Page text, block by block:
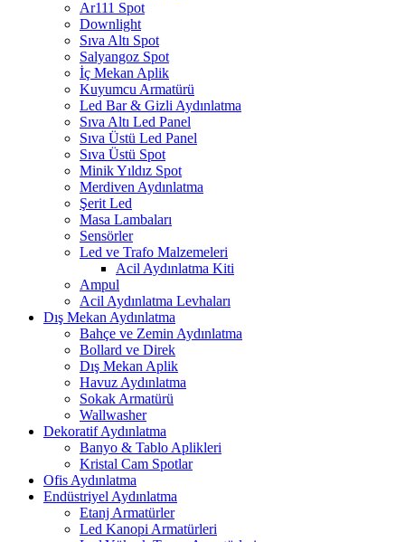
Ar111 Spot
Downlight
Sıva Altı Spot
Salyangoz Spot
İç Mekan Aplik
Kuyumcu Armatürü
Led Bar & Gizli Aydınlatma
Sıva Altı Led Panel
Sıva Üstü Led Panel
Sıva Üstü Spot
Minik Yıldız Spot
Merdiven Aydınlatma
Şerit Led
Masa Lambaları
Sensörler
Led ve Trafo Malzemeleri
Acil Aydınlatma Kiti
Ampul
Acil Aydınlatma Levhaları
Dış Mekan Aydınlatma
Bahçe ve Zemin Aydınlatma
Bollard ve Direk
Dış Mekan Aplik
Havuz Aydınlatma
Sokak Armatürü
Wallwasher
Dekoratif Aydınlatma
Banyo & Tablo Aplikleri
Kristal Cam Spotlar
Ofis Aydınlatma
Endüstriyel Aydınlatma
Etanj Armatürler
Led Kanopi Armatürleri